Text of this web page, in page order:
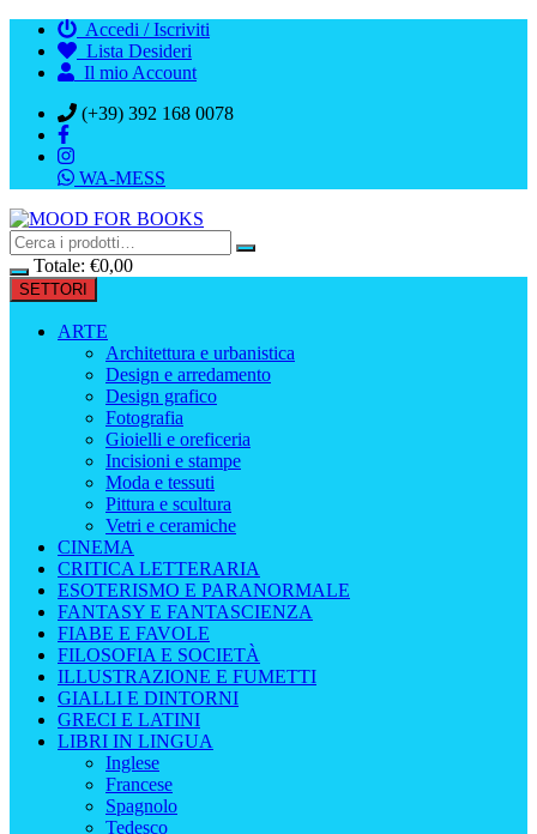
contenuto
Accedi / Iscriviti
Lista Desideri
Il mio Account
(+39) 392 168 0078
WA-MESS
Totale: €0,00
SETTORI
ARTE
Architettura e urbanistica
Design e arredamento
Design grafico
Fotografia
Gioielli e oreficeria
Incisioni e stampe
Moda e tessuti
Pittura e scultura
Vetri e ceramiche
CINEMA
CRITICA LETTERARIA
ESOTERISMO E PARANORMALE
FANTASY E FANTASCIENZA
FIABE E FAVOLE
FILOSOFIA E SOCIETÀ
ILLUSTRAZIONE E FUMETTI
GIALLI E DINTORNI
GRECI E LATINI
LIBRI IN LINGUA
Inglese
Francese
Spagnolo
Tedesco